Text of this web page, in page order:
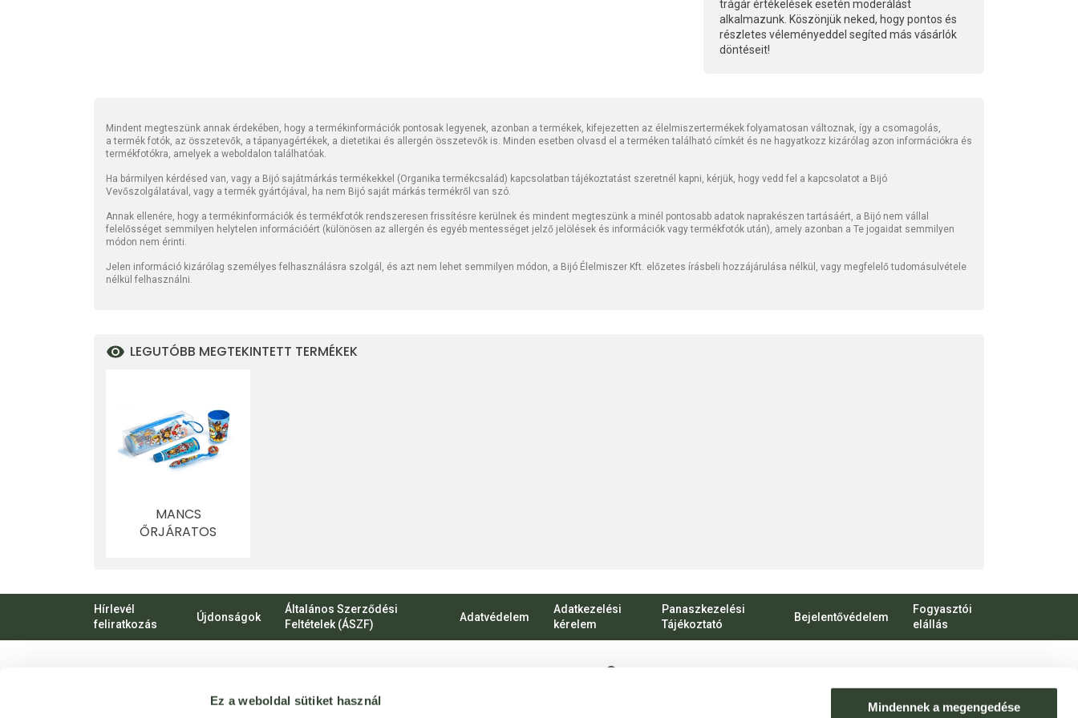
Ez a weboldal sütiket használ Mindennek a megengedése
trágár értékelések esetén moderálást
alkalmazunk. Köszönjük neked, hogy pontos és
részletes véleményeddel segíted más vásárlók
döntéseit!
Mindent megteszünk annak érdekében, hogy a termékinformációk pontosak legyenek, azonban a termékek, kifejezetten az élelmiszertermékek folyamatosan változnak, így a csomagolás,
a termék fotók, az összetevők, a tápanyagértékek, a dietetikai és allergén összetevők is. Minden esetben olvasd el a terméken található címkét és ne hagyatkozz kizárólag azon információkra és
termékfotókra, amelyek a weboldalon találhatóak.
Ha bármilyen kérdésed van, vagy a Bijó sajátmárkás termékekkel (Organika termékcsalád) kapcsolatban tájékoztatást szeretnél kapni, kérjük, hogy vedd fel a kapcsolatot a Bijó
Vevőszolgálatával, vagy a termék gyártójával, ha nem Bijó saját márkás termékről van szó.
Annak ellenére, hogy a termékinformációk és termékfotók rendszeresen frissítésre kerülnek és mindent megteszünk a minél pontosabb adatok naprakészen tartásáért, a Bijó nem vállal
felelősséget semmilyen helytelen információért (különösen az allergén és egyéb mentességet jelző jelölések és információk vagy termékfotók után), amely azonban a Te jogaidat semmilyen
módon nem érinti.
Jelen információ kizárólag személyes felhasználásra szolgál, és azt nem lehet semmilyen módon, a Bijó Élelmiszer Kft. előzetes írásbeli hozzájárulása nélkül, vagy megfelelő tudomásulvétele
nélkül felhasználni.
LEGUTÓBB MEGTEKINTETT TERMÉKEK
MANCS
ŐRJÁRATOS
FOGKRÉM,
FOGMOSÓ POHÁR
Hírlevél
feliratkozás
Újdonságok
Általános Szerződési
Feltételek (ÁSZF)
Adatvédelem
Adatkezelési
kérelem
Panaszkezelési
Tájékoztató
Bejelentővédelem
Fogyasztói
elállás
VIRTUÁLIS